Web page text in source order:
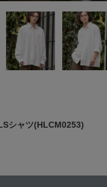
シャツ(HLCM0253)